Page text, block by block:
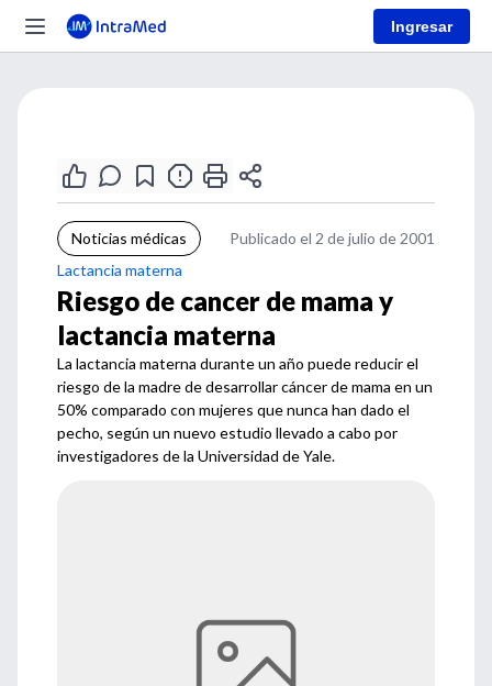
Ingresar
Noticias médicas
Publicado el 2 de julio de 2001
Lactancia materna
Riesgo de cancer de mama y
lactancia materna
La lactancia materna durante un año puede reducir el
riesgo de la madre de desarrollar cáncer de mama en un
50% comparado con mujeres que nunca han dado el
pecho, según un nuevo estudio llevado a cabo por
investigadores de la Universidad de Yale.